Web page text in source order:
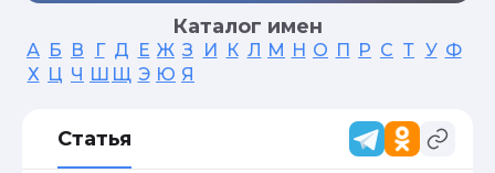
Каталог имен
А Б В Г Д Е Ж З И К Л М Н О П Р С Т У Ф
Х Ц Ч Ш Щ Э Ю Я
Статья